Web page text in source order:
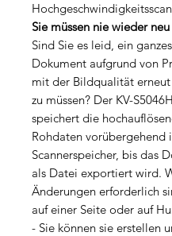
Sie müssen nie wieder neu
Sind Sie es leid, ein ganzes
Dokument aufgrund von
mit der Bildqualität erneut
zu müssen? Der KV-S5046H
speichert die
Rohdaten vorübergehend
Scannerspeicher, bis das
als Datei exportiert wird.
Änderungen erforderlich
auf einer Seite oder auf
- Sie können sie erstellen